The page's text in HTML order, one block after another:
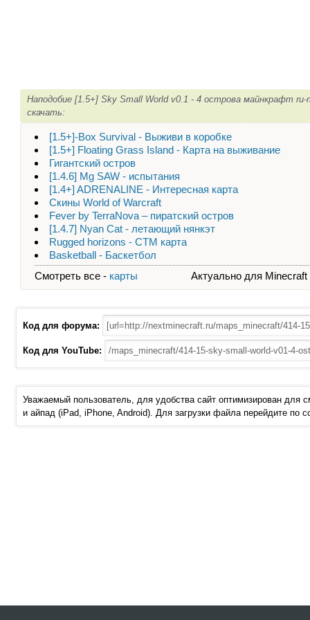
Наподобие [1.5+] Sky Small World v0.1 - 4 острова майнкрафт ru-
скачать:
[1.5+]-Box Survival - Выживи в коробке
[1.5+] Floating Grass Island - Карта на выживание
Гигантский остров
[1.4.6] Mg SAW - испытания
[1.4+] ADRENALINE - Интересная карта
Скины World of Warcraft
Fever by TerraNova – пиратский остров
[1.4.7] Nyan Cat - летающий нянкэт
Rugged horizons - CTM карта
Basketball - Баскетбол
Смотреть все - карты Актуально для
Код для форума:
Код для YouTube:
Уважаемый пользователь, для удобства сайт оптимизирован для
и айпад (iPad, iPhone, Android). Для загрузки файла перейдите по